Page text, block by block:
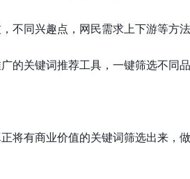
不同兴趣点，网民需求上下游等方法
的关键词推荐工具，一键筛选不同
将有商业价值的关键词筛选出来，